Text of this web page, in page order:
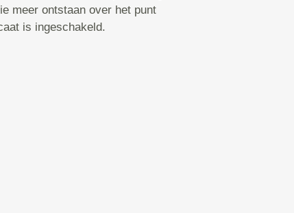
meer ontstaan over het punt
is ingeschakeld.